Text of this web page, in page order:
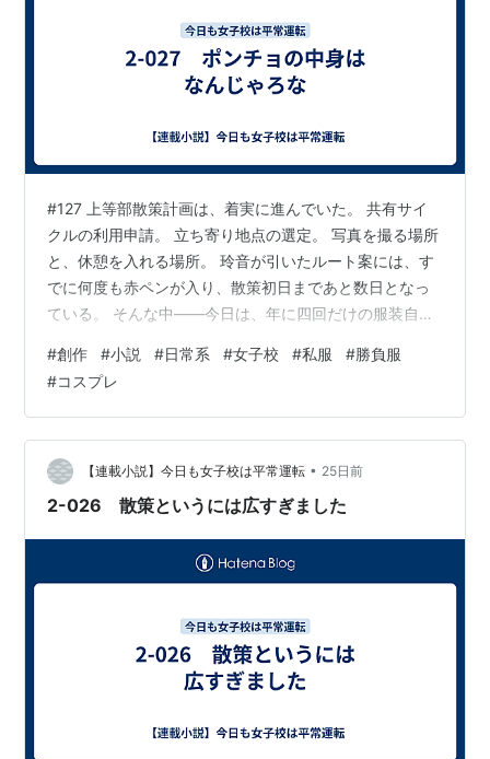
#127 上等部散策計画は、着実に進んでいた。 共有サイ
クルの利用申請。 立ち寄り地点の選定。 写真を撮る場所
と、休憩を入れる場所。 玲音が引いたルート案には、す
でに何度も赤ペンが入り、散策初日まであと数日となっ
ている。 そんな中――今日は、年に四回だけの服装自由
わった学園行事である。 前日の夜。 寮の談話室では、い
つものように全員がソファや床に散らばり、飲み物を片
手にだらだらしていた。 りりあも今日は談話室に残って
いる。 あおい「服装自由日って、ほんとに何を着てもよ
かとですか？」 玲音「公序良俗と安全を損なわず、授業
に支障がない範囲であれば…
#創作 #小説 #日常系 #女子校 #私服 #勝負服
#コスプレ
【連載小説】今日も女子校は平常運転 • 25日前
2-026 散策というには広すぎました